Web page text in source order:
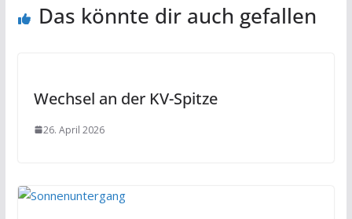
Das könnte dir auch gefallen
Wechsel an der KV-Spitze
26. April 2026